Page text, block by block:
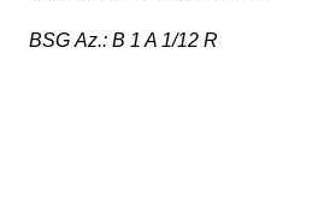
BSG Az.: B 1 A 1/12 R